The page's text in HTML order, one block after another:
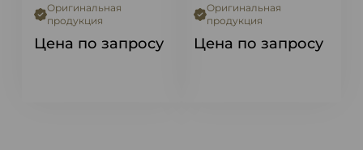
Оригинальная
продукция
Цена по запросу
Оригинальная
продукция
Цена по запросу